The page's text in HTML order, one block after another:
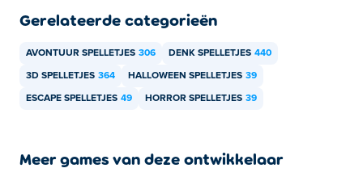
Gerelateerde categorieën
AVONTUUR SPELLETJES 306 DENK SPELLETJES 440
3D SPELLETJES 364 HALLOWEEN SPELLETJES 39
ESCAPE SPELLETJES 49 HORROR SPELLETJES 39
Meer games van deze ontwikkelaar